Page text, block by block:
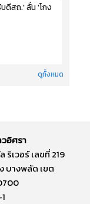
ดีสถ.' ลั่น 'โกง
ดูทั้งหมด
อิศรา
ริเวอร์ เลขที่ 219
บางพลัด เขต